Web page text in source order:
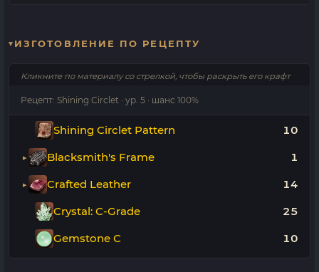
ИЗГОТОВЛЕНИЕ ПО РЕЦЕПТУ
Кликните по материалу со стрелкой, чтобы раскрыть его крафт
Рецепт: Shining Circlet · ур. 5 · шанс 100%
Shining Circlet Pattern 10
Blacksmith's Frame 1
Crafted Leather 14
Crystal: C-Grade 25
Gemstone C 10